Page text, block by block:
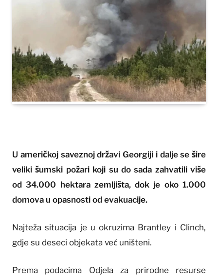
U američkoj saveznoj državi Georgiji i dalje se šire
veliki šumski požari koji su do sada zahvatili više
od 34.000 hektara zemljišta, dok je oko 1.000
domova u opasnosti od evakuacije.
Najteža situacija je u okruzima Brantley i Clinch,
gdje su deseci objekata već uništeni.
Prema podacima Odjela za prirodne resurse